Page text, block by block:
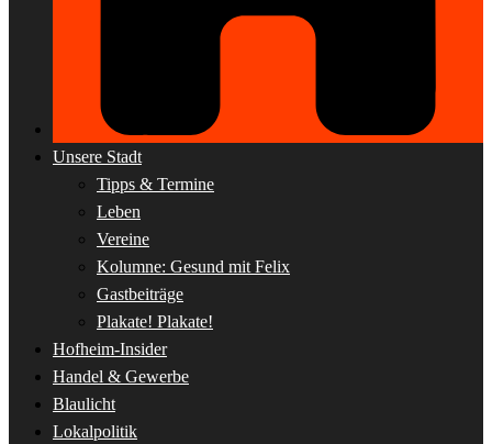
Unsere Stadt
Tipps & Termine
Leben
Vereine
Kolumne: Gesund mit Felix
Gastbeiträge
Plakate! Plakate!
Hofheim-Insider
Handel & Gewerbe
Blaulicht
Lokalpolitik